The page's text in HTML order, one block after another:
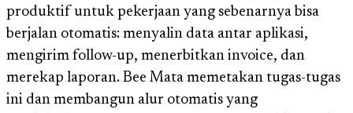
produktif untuk pekerjaan yang sebenarnya bisa
berjalan otomatis: menyalin data antar aplikasi,
mengirim follow-up, menerbitkan invoice, dan
merekap laporan. Bee Mata memetakan tugas-tugas
ini dan membangun alur otomatis yang